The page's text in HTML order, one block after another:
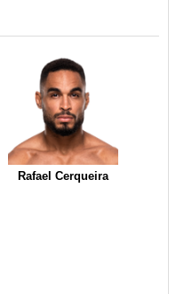
Rafael Cerqueira